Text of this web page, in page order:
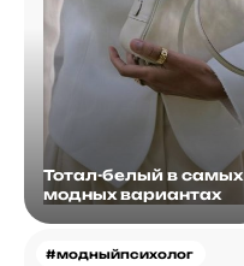
Тотал-белый в самых
модных вариантах
#модныйпсихолог